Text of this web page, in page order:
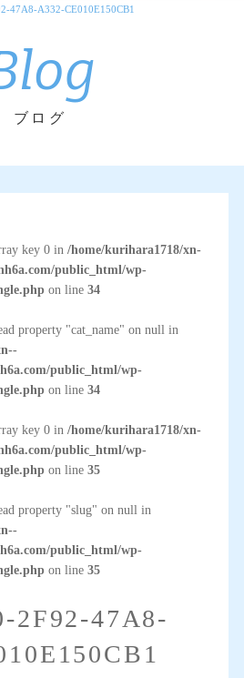
47A8-A332-CE010E150CB1
Blog
ブログ
key 0 in /home/kurihara1718/xn-
public_html/wp-
on line 34
property "cat_name" on null in
public_html/wp-
on line 34
key 0 in /home/kurihara1718/xn-
public_html/wp-
on line 35
property "slug" on null in
public_html/wp-
on line 35
2F92-47A8-